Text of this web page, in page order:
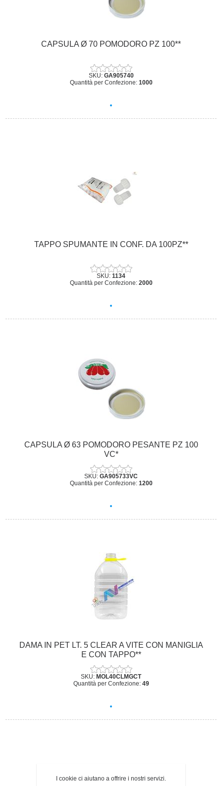
CAPSULA Ø 70 POMODORO PZ 100**
SKU: GA905740
Quantità per Confezione: 1000
TAPPO SPUMANTE IN CONF. DA 100PZ**
SKU: 1134
Quantità per Confezione: 2000
CAPSULA Ø 63 POMODORO PESANTE PZ 100
VC*
SKU: GA905733VC
Quantità per Confezione: 1200
DAMA IN PET LT. 5 CLEAR A VITE CON MANIGLIA
E CON TAPPO**
SKU: MOL40CLMGCT
Quantità per Confezione: 49
I cookie ci aiutano a offrire i nostri servizi.